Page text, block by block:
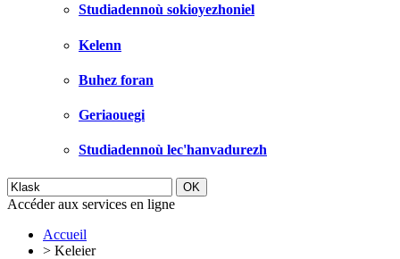
Studiadennoù sokioyezhoniel
Kelenn
Buhez foran
Geriaouegi
Studiadennoù lec'hanvadurezh
Accéder aux services en ligne
Accueil
> Keleier